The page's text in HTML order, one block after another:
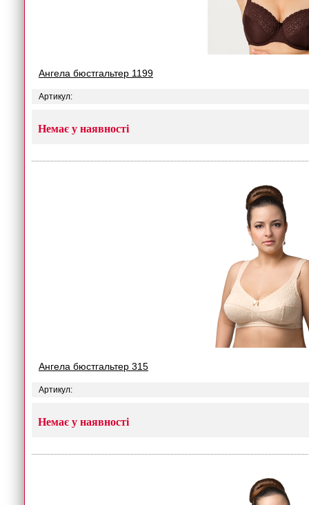
Ангела бюстгальтер 1199
Артикул:
Немає у наявності
Ангела бюстгальтер 315
Артикул:
Немає у наявності